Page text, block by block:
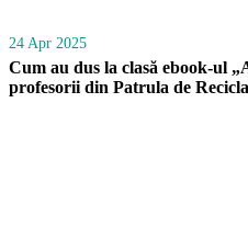
24 Apr 2025
Cum au dus la clasă ebook-ul
profesorii din Patrula de